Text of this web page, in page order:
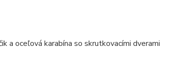
a oceľová karabína so skrutkovacími dverami